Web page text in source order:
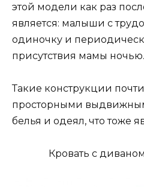
этой модели как раз
является: малыши с
одиночку и
присутствия мамы ночью.
Такие конструкции
просторными
белья и одеял, что тоже
Кровать с